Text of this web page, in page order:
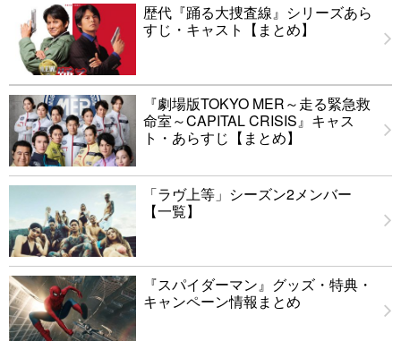
歴代『踊る大捜査線』シリーズあら
すじ・キャスト【まとめ】
『劇場版TOKYO MER～走る緊急救
命室～CAPITAL CRISIS』キャス
ト・あらすじ【まとめ】
「ラヴ上等」シーズン2メンバー
【一覧】
『スパイダーマン』グッズ・特典・
キャンペーン情報まとめ